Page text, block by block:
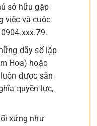
sở hữu gặp
việc và cuộc
dãy số lặp
Hoa) hoặc
được săn
quyền lực,
xứng như